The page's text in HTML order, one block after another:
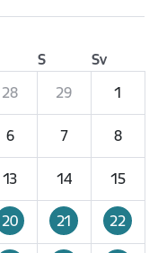
S
Sv
28 29 1
6 7 8
13 14 15
20 21 22